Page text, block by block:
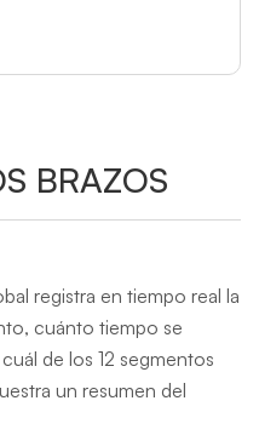
BRAZOS
registra en tiempo real la
cuánto tiempo se
de los 12 segmentos
un resumen del